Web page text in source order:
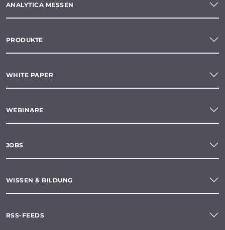
ANALYTICA MESSEN
PRODUKTE
WHITE PAPER
WEBINARE
JOBS
WISSEN & BILDUNG
RSS-FEEDS